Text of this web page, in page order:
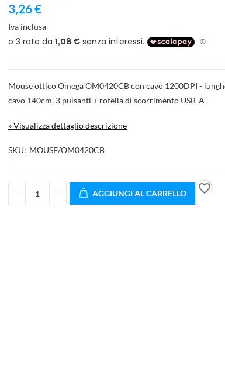
3,26 €
Iva inclusa
Mouse ottico Omega OM0420CB con cavo 1200DPI -
cavo 140cm, 3 pulsanti + rotella di scorrimento USB-A
» Visualizza dettaglio descrizione
SKU MOUSE/OM0420CB
AGGIUNGI AL CARRELLO favorite_border